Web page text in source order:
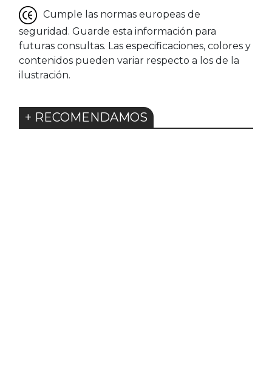
Cumple las normas europeas de
seguridad. Guarde esta información para
futuras consultas. Las especificaciones, colores y
contenidos pueden variar respecto a los de la
ilustración.
+ RECOMENDAMOS